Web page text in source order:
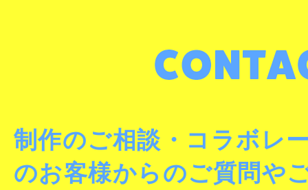
制作のご相談・コラボレ
のお客様からのご質問や